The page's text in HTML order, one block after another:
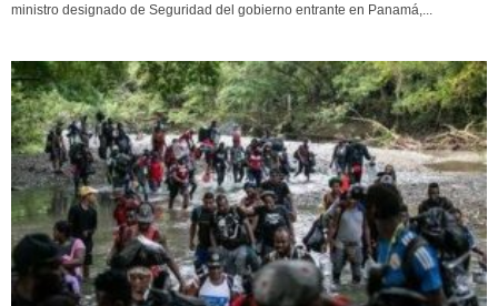
ministro designado de Seguridad del gobierno entrante en Panamá,...